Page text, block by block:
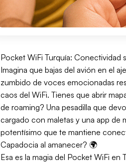
Pocket WiFi Turquía: Conectividad
Imagina que bajas del avión en el
zumbido de voces emocionadas
caos del WiFi. Tienes que abrir
de roaming? Una pesadilla que
cargado con maletas y una app de
potentísimo que te mantiene
Capadocia al amanecer? 🌍
Esa es la magia del Pocket WiFi